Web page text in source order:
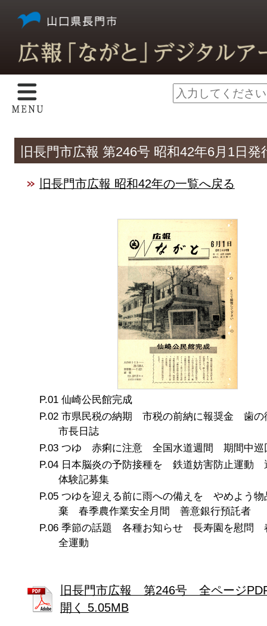
旧長門市広報 第246号 昭和42年6月1日発
旧長門市広報 昭和42年の一覧へ戻る
仙崎公民館完成
市県民税の納期 市税の前納に報奨金 歯
市長日誌
つゆ 赤痢に注意 全国水道週間 期間中巡
日本脳炎の予防接種を 鉄道妨害防止運動
体験記募集
つゆを迎える前に雨への備えを やめよう物
棄 春季農作業安全月間 善意銀行預託者
季節の話題 各種お知らせ 長寿園を慰問
全運動
旧長門市広報 第246号 全ページ
開く 5.05MB